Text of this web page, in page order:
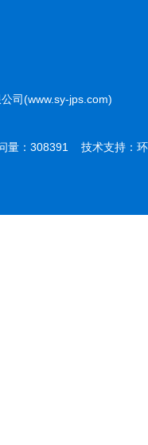
司(www.sy-jps.com)
量：308391 技术支持： 环